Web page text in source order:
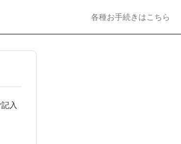
各種お手続きはこちら
入